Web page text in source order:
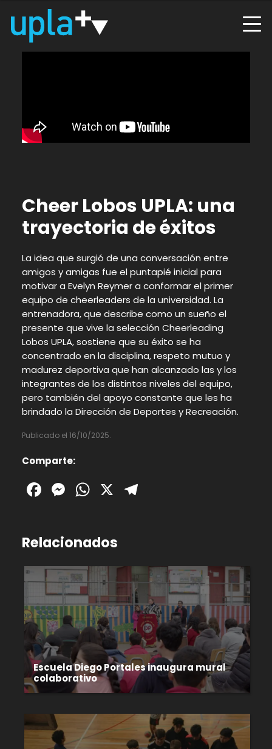
Cheer Lobos UPLA: una
trayectoria de éxitos
La idea que surgió de una conversación entre
amigos y amigas fue el puntapié inicial para
motivar a Evelyn Reymer a conformar el primer
equipo de cheerleaders de la universidad. La
entrenadora, que describe como un sueño el
presente que vive la selección Cheerleading
Lobos UPLA, sostiene que su éxito se ha
concentrado en la disciplina, respeto mutuo y
madurez deportiva que han alcanzado las y los
integrantes de los distintos niveles del equipo,
pero también del apoyo constante que les ha
brindado la Dirección de Deportes y Recreación.
Publicado el 16/10/2025.
Comparte:
Facebook
Messenger
WhatsApp
X
Relacionados
Escuela Diego Portales inaugura mural
colaborativo